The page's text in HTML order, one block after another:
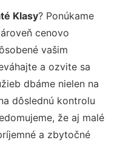
Klasy? Ponúkame
cenovo
vašim
a ozvite sa
dbáme nielen na
dôslednú kontrolu
že aj malé
a zbytočné